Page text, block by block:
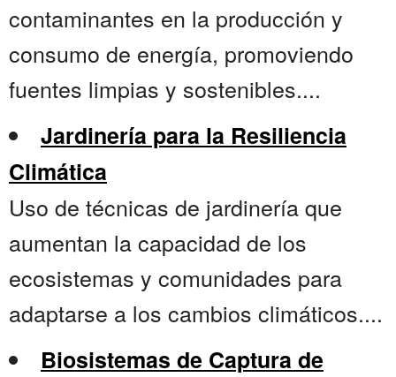
contaminantes en la producción y
consumo de energía, promoviendo
fuentes limpias y sostenibles....
Jardinería para la Resiliencia
Climática
Uso de técnicas de jardinería que
aumentan la capacidad de los
ecosistemas y comunidades para
adaptarse a los cambios climáticos....
Biosistemas de Captura de